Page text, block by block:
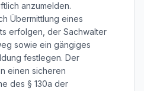
anzumelden.
Übermittlung eines
erfolgen, der Sachwalter
sowie ein gängiges
festlegen. Der
einen sicheren
des § 130a der